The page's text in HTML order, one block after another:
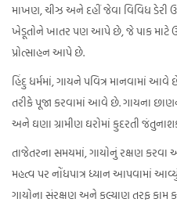
માખણ, ચીઝ અને દહીં જેવા વિવિધ ડેરી
ખેડૂતોને ખાતર પણ આપે છે, જે પાક માટે
પ્રોત્સાહન આપે છે.
હિંદુ ધર્મમાં, ગાયને પવિત્ર માનવામાં
તરીકે પૂજા કરવામાં આવે છે. ગાયના
અને ઘણા ગ્રામીણ ઘરોમાં કુદરતી
તાજેતરના સમયમાં, ગાયોનું રક્ષણ કરવા
મહત્વ પર નોંધપાત્ર ધ્યાન આપવામાં
ગાયોના સંરક્ષણ અને કલ્યાણ તરફ કામ